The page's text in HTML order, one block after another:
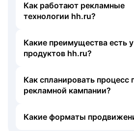
Как работают рекламные
технологии hh.ru?
Какие преимущества есть
продуктов hh.ru?
Как спланировать процесс
рекламной кампании?
Какие форматы